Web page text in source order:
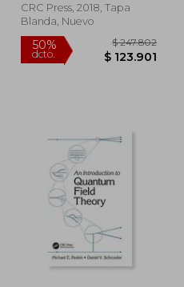
CRC Press, 2018, Tapa
Blanda, Nuevo
50%
dcto.